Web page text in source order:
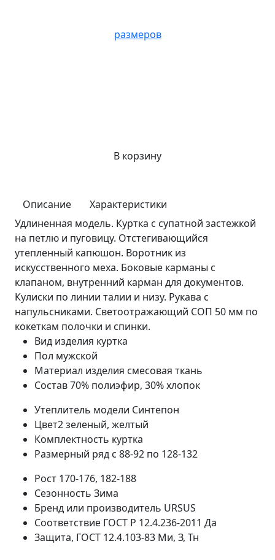
размеров
В корзину
Описание
Характеристики
Удлиненная модель. Куртка с супатной застежкой
на петлю и пуговицу. Отстегивающийся
утепленный капюшон. Воротник из
искусственного меха. Боковые карманы с
клапаном, внутренний карман для документов.
Кулиски по линии талии и низу. Рукава с
напульсниками. Светоотражающий СОП 50 мм по
кокеткам полочки и спинки.
Вид изделия куртка
Пол мужской
Материал изделия смесовая ткань
Состав70% полиэфир, 30% хлопок
Утеплитель модели Синтепон
Цвет2зеленый, желтый
Комплектность куртка
Размерный ряд с 88-92 по 128-132
Рост 170-176, 182-188
Сезонность Зима
Бренд или производитель URSUS
Соответствие ГОСТ Р 12.4.236-2011 Да
Защита, ГОСТ 12.4.103-83 Ми, З, Тн